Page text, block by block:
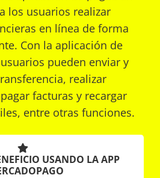
los usuarios realizar
en línea de forma
Con la aplicación de
pueden enviar y
realizar
facturas y recargar
entre otras funciones.
USANDO LA APP